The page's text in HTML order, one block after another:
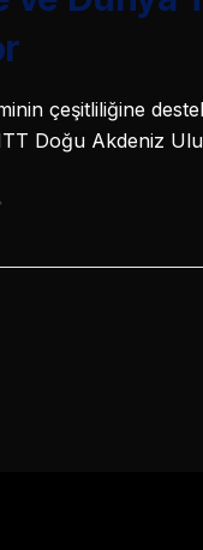
çeşitliliğine
Doğu Akdeniz